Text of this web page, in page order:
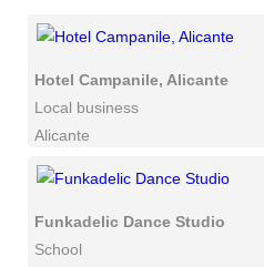
Hotel Campanile, Alicante
Local business
Alicante
Funkadelic Dance Studio
School